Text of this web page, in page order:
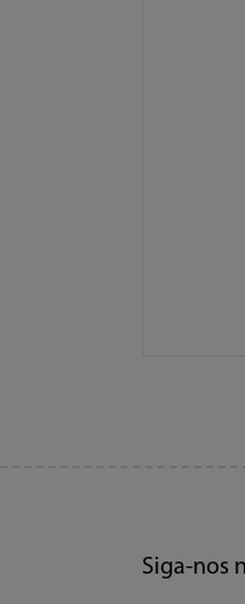
Siga-nos